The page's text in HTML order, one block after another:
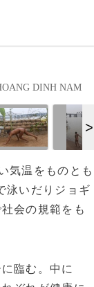
DINH NAM
気温をものとも
泳いだりジョギ
会の規範をも
臨む。中に